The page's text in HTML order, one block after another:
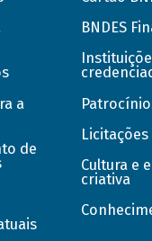
a
de
BNDES
Licitações
Cultura e
criativa